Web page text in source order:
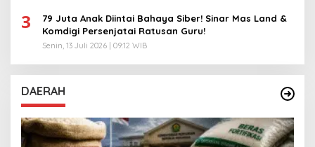
3
79 Juta Anak Diintai Bahaya Siber! Sinar Mas Land &
Komdigi Persenjatai Ratusan Guru!
Senin, 13 Juli 2026 | 09:12 WIB
DAERAH